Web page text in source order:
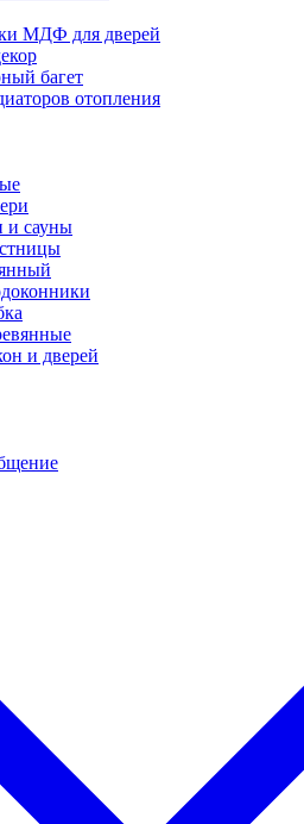
МДФ для дверей
багет
отопления
и сауны
и дверей